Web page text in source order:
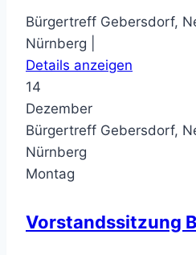
Bürgertreff Gebersdorf,
Nürnberg |
Details anzeigen
14
Dezember
Bürgertreff Gebersdorf,
Nürnberg
Montag
Vorstandssitzung